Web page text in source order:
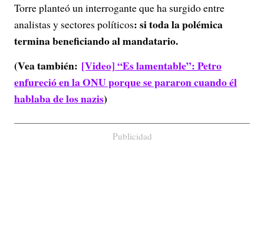
Torre planteó un interrogante que ha surgido entre
analistas y sectores políticos: si toda la polémica
termina beneficiando al mandatario.
(Vea también: [Video] “Es lamentable”: Petro
enfureció en la ONU porque se pararon cuando él
hablaba de los nazis)
Publicidad